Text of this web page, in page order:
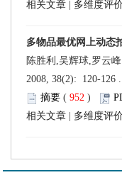
陈胜利,吴辉球,罗云峰
( )